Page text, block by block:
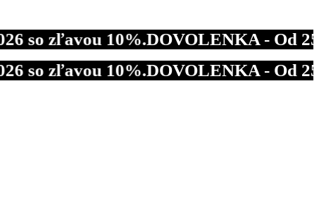
10%.DOVOLENKA - Od
10%.DOVOLENKA - Od
10%.DOVOLENKA - Od